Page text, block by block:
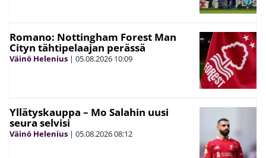
Romano: Nottingham Forest Man
Cityn tähtipelaajan perässä
Väinö Helenius | 05.08.2026 10:09
Yllätyskauppa – Mo Salahin uusi
seura selvisi
Väinö Helenius | 05.08.202608:12